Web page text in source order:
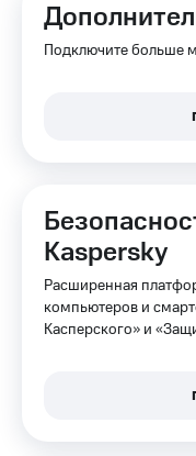
Подключите больше
Kaspersky
Расширенная
компьютеров и
Касперского» и